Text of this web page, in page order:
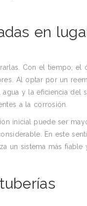
en
Con el tiempo, el
Al optar por un
y la eficiencia del
a la corrosión.
inicial puede ser
En este
un sistema más fiable